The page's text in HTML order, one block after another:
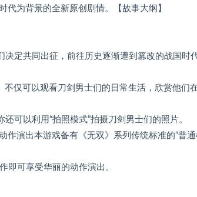
为背景的全新原创剧情。【故事大纲】
决定共同出征，前往历史逐渐遭到篡改的战国时
仅可以观看刀剑男士们的日常生活，欣赏他们
可以利用“拍照模式”拍摄刀剑男士们的照片。
演出本游戏备有《无双》系列传统标准的“普通
即可享受华丽的动作演出。